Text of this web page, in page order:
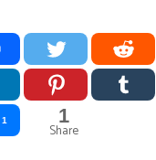
1 1
Share